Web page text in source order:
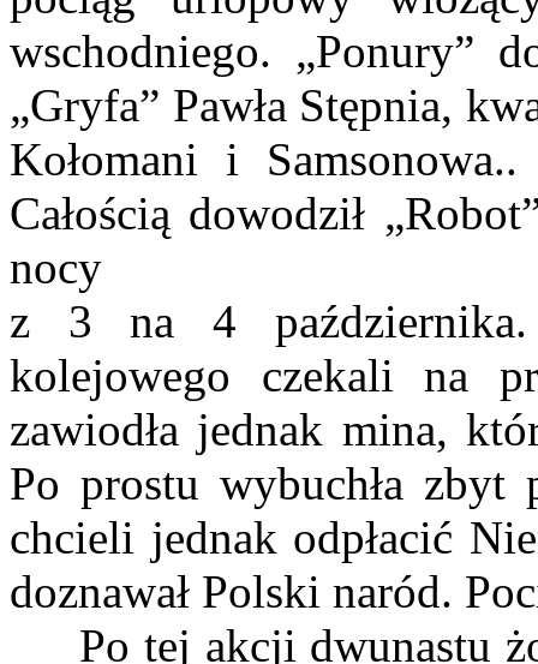
wschodniego. „Ponury”
„Gryfa” Pawła Stępnia,
Kołomani i
Całością dowodził
nocy
z 3 na 4 października.
kolejowego czekali na
zawiodła jednak mina,
Po prostu wybuchła zbyt
chcieli jednak odpłacić
doznawał Polski naród.
Po tej akcji dwunastu